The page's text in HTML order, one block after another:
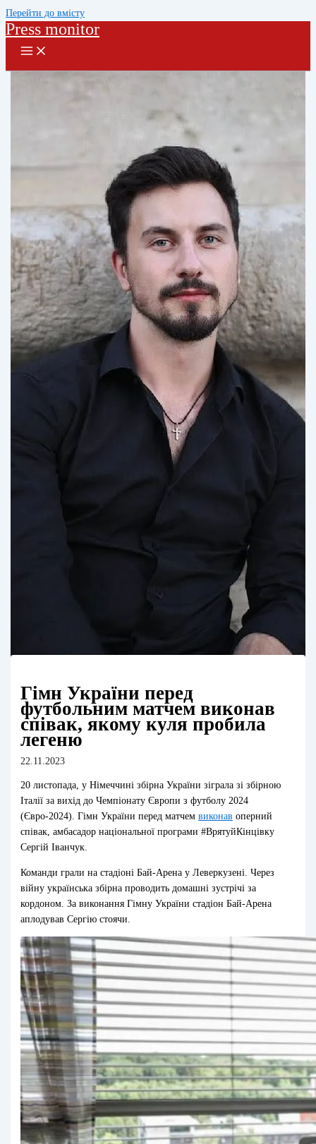
Перейти до вмісту
Press monitor
Гімн України перед
футбольним матчем виконав
співак, якому куля пробила
легеню
22.11.2023
20 листопада, у Німеччині збірна України зіграла зі збірною
Італії за вихід до Чемпіонату Європи з футболу 2024
(Євро-2024). Гімн України перед матчемвиконав оперний
співак, амбасадор національної програми #ВрятуйКінцівку
Сергій Іванчук.
Команди грали на стадіоні Бай-Арена у Леверкузені. Через
війну українська збірна проводить домашні зустрічі за
кордоном. За виконання Гімну України стадіон Бай-Арена
аплодував Сергію стоячи.